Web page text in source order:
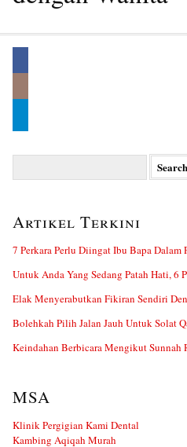
Artikel Terkini
7 Perkara Perlu Diingat Ibu Bapa Dalam
Untuk Anda Yang Sedang Patah Hati, 6
Elak Menyerabutkan Fikiran Sendiri
Bolehkah Pilih Jalan Jauh Untuk Solat
Keindahan Berbicara Mengikut Sunnah
MSA
Klinik Pergigian Kami Dental
Kambing Aqiqah Murah